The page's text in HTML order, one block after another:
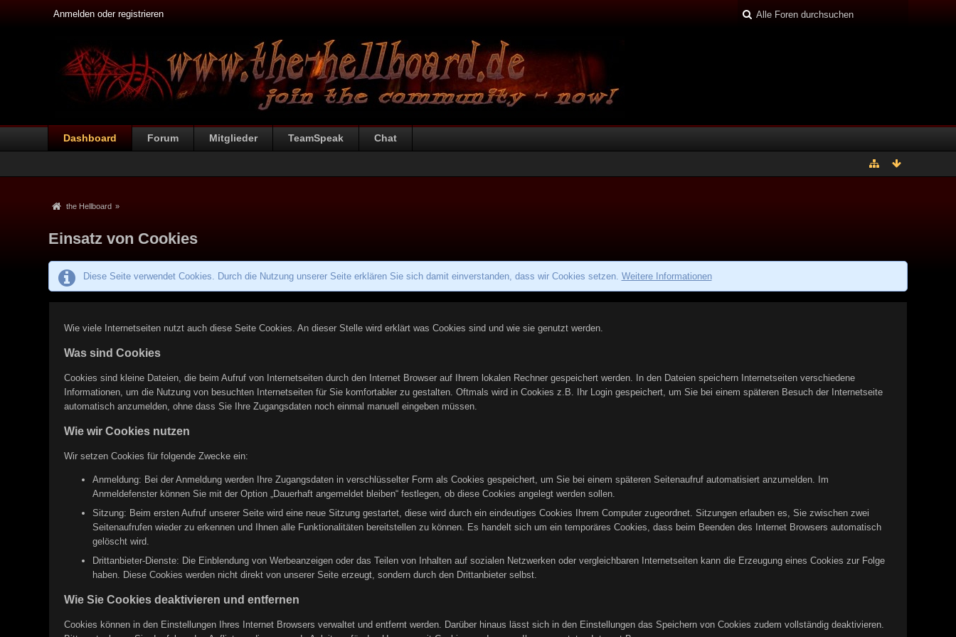
Anmelden oder registrieren
Dashboard Forum Mitglieder TeamSpeak Chat
the Hellboard »
Einsatz von Cookies
Diese Seite verwendet Cookies. Durch die Nutzung unserer Seite erklären Sie sich damit einverstanden, dass wir Cookies setzen. Weitere Informationen
Wie viele Internetseiten nutzt auch diese Seite Cookies. An dieser Stelle wird erklärt was Cookies sind und wie sie genutzt werden.
Was sind Cookies
Cookies sind kleine Dateien, die beim Aufruf von Internetseiten durch den Internet Browser auf Ihrem lokalen Rechner gespeichert werden. In den Dateien speichern Internetseiten verschiedene
Informationen, um die Nutzung von besuchten Internetseiten für Sie komfortabler zu gestalten. Oftmals wird in Cookies z.B. Ihr Login gespeichert, um Sie bei einem späteren Besuch der Internetseite
automatisch anzumelden, ohne dass Sie Ihre Zugangsdaten noch einmal manuell eingeben müssen.
Wie wir Cookies nutzen
Wir setzen Cookies für folgende Zwecke ein:
Anmeldung: Bei der Anmeldung werden Ihre Zugangsdaten in verschlüsselter Form als Cookies gespeichert, um Sie bei einem späteren Seitenaufruf automatisiert anzumelden. Im
Anmeldefenster können Sie mit der Option „Dauerhaft angemeldet bleiben“ festlegen, ob diese Cookies angelegt werden sollen.
Sitzung: Beim ersten Aufruf unserer Seite wird eine neue Sitzung gestartet, diese wird durch ein eindeutiges Cookies Ihrem Computer zugeordnet. Sitzungen erlauben es, Sie zwischen zwei
Seitenaufrufen wieder zu erkennen und Ihnen alle Funktionalitäten bereitstellen zu können. Es handelt sich um ein temporäres Cookies, dass beim Beenden des Internet Browsers automatisch
gelöscht wird.
Drittanbieter-Dienste: Die Einblendung von Werbeanzeigen oder das Teilen von Inhalten auf sozialen Netzwerken oder vergleichbaren Internetseiten kann die Erzeugung eines Cookies zur Folge
haben. Diese Cookies werden nicht direkt von unserer Seite erzeugt, sondern durch den Drittanbieter selbst.
Wie Sie Cookies deaktivieren und entfernen
Cookies können in den Einstellungen Ihres Internet Browsers verwaltet und entfernt werden. Darüber hinaus lässt sich in den Einstellungen das Speichern von Cookies zudem vollständig deaktivieren.